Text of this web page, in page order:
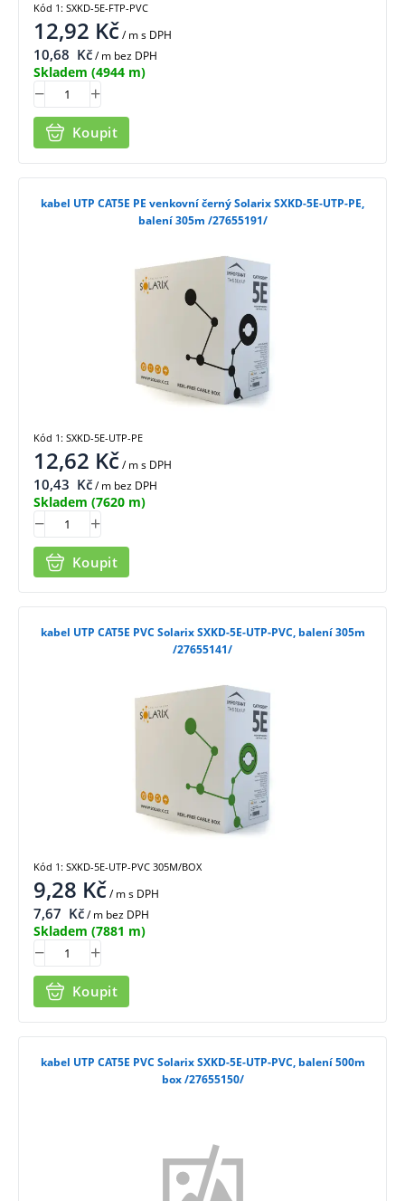
12,92 Kč/ ms DPH
10,68 Kč/ m bez DPH
Skladem (4944 m)
Koupit
Kód 1: SXKD-5E-FTP-PVC
kabel UTP CAT5E PE venkovní černý Solarix SXKD-5E-UTP-PE,
balení 305m /27655191/
12,62 Kč/ ms DPH
10,43 Kč/ m bez DPH
Skladem (7620 m)
Koupit
Kód 1: SXKD-5E-UTP-PE
kabel UTP CAT5E PVC Solarix SXKD-5E-UTP-PVC, balení 305m
/27655141/
9,28 Kč/ ms DPH
7,67 Kč/ m bez DPH
Skladem (7881 m)
Koupit
Kód 1: SXKD-5E-UTP-PVC 305M/BOX
kabel UTP CAT5E PVC Solarix SXKD-5E-UTP-PVC, balení 500m
box /27655150/